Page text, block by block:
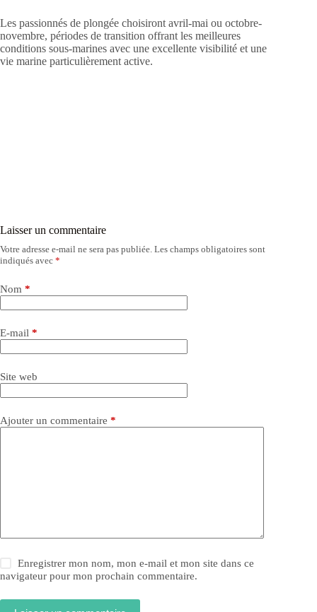
Les passionnés de plongée choisiront avril-mai ou octobre-
novembre, périodes de transition offrant les meilleures
conditions sous-marines avec une excellente visibilité et une
vie marine particulièrement active.
Laisser un commentaire
Votre adresse e-mail ne sera pas publiée. Les champs obligatoires sont
indiqués avec *
Nom *
E-mail *
Site web
Ajouter un commentaire *
Enregistrer mon nom, mon e-mail et mon site dans ce
navigateur pour mon prochain commentaire.